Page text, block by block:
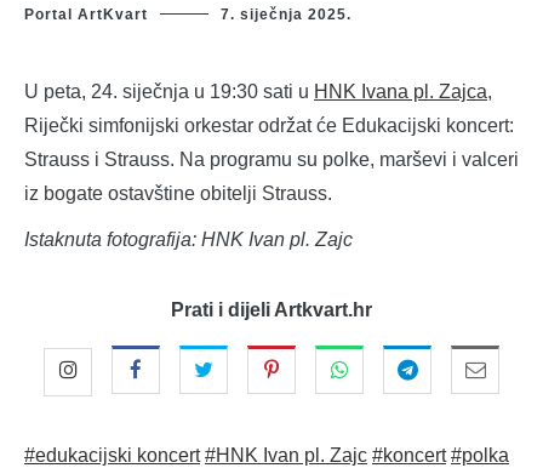
Portal ArtKvart 7. siječnja 2025.
U peta, 24. siječnja u 19:30 sati u HNK Ivana pl. Zajca,
Riječki simfonijski orkestar održat će Edukacijski koncert:
Strauss i Strauss. Na programu su polke, marševi i valceri
iz bogate ostavštine obitelji Strauss.
Istaknuta fotografija: HNK Ivan pl. Zajc
Prati i dijeli Artkvart.hr
#edukacijski koncert #HNK Ivan pl. Zajc #koncert #polka